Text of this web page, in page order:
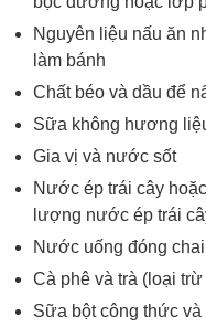
Nguyên liệu nấu ăn
làm bánh
Chất béo và dầu để
Sữa không hương
Gia vị và nước sốt
Nước ép trái cây
lượng nước ép trái
Nước uống đóng chai
Cà phê và trà (loại
Sữa bột công thức